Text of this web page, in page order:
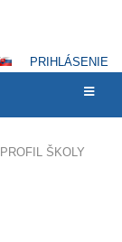
PRIHLÁSENIE
PROFIL ŠKOLY